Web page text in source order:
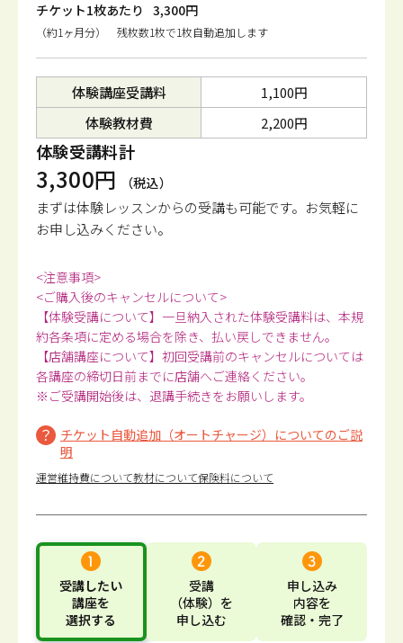
チケット1枚あたり 3,300円
（約1ヶ月分） 残枚数1枚で1枚自動追加します
体験講座受講料
1,100円
体験教材費
2,200円
体験受講料計
3,300円 （税込）
まずは体験レッスンからの受講も可能です。 お気軽に
お申し込みください。
<注意事項>
<ご購入後のキャンセルについて>
【体験受講について】一旦納入された体験受講料は、本規
約各条項に定める場合を除き、払い戻しできません。
【店舗講座について】初回受講前のキャンセルについては
各講座の締切日前までに店舗へご連絡ください。
※ご受講開始後は、退講手続きをお願いします。
チケット自動追加（オートチャージ）についてのご説
明
運営維持費について教材について保険料について
受講したい
講座を
選択する
受講
（体験） を
申し込む
申し込み
内容を
確認・完了